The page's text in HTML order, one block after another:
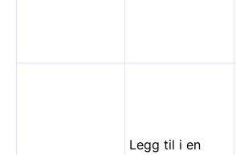
Legg til i en